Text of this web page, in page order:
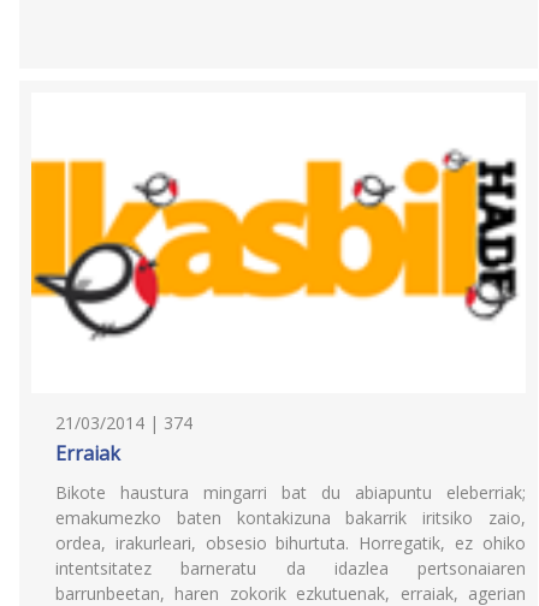
21/03/2014 | 374
Erraiak
Bikote haustura mingarri bat du abiapuntu eleberriak;
emakumezko baten kontakizuna bakarrik iritsiko zaio,
ordea, irakurleari, obsesio bihurtuta. Horregatik, ez ohiko
intentsitatez barneratu da idazlea pertsonaiaren
barrunbeetan, haren zokorik ezkutuenak, erraiak, agerian